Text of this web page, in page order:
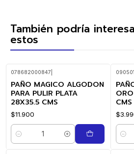
También podría
estos
078682000847
PAÑO MAGICO ALGODON
PARA PULIR PLATA
28X35.5 CMS
$11.900
Cantidad
CMS